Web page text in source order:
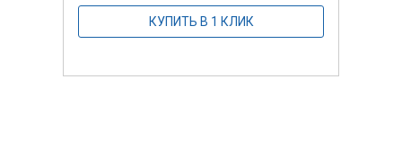
КУПИТЬ В 1 КЛИК